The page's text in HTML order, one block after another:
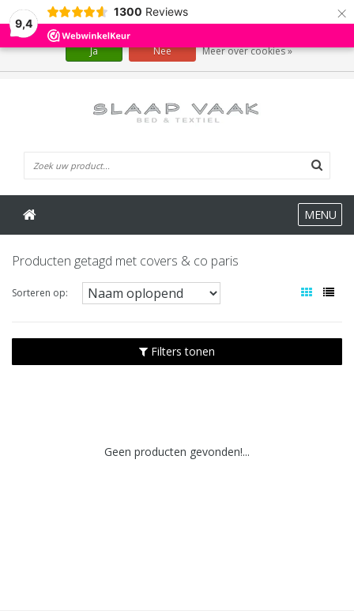
9,4
1300 Reviews ×
MENU
Producten getagd met covers & co paris
Sorteren op:
Filters tonen
Geen producten gevonden!...
Wij slaan cookies op om onze website te verbeteren. Is dat akkoord?
Ja Nee Meer over cookies »